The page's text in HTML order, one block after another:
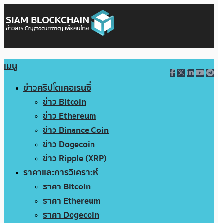
เมนู
ข่าวคริปโตเคอเรนซี่
ข่าว Bitcoin
ข่าว Ethereum
ข่าว Binance Coin
ข่าว Dogecoin
ข่าว Ripple (XRP)
ราคาและการวิเคราะห์
ราคา Bitcoin
ราคา Ethereum
ราคา Dogecoin